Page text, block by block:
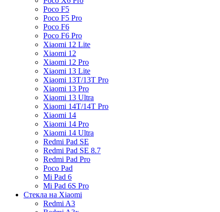
Poco F5
Poco F5 Pro
Poco F6
Poco F6 Pro
Xiaomi 12 Lite
Xiaomi 12
Xiaomi 12 Pro
Xiaomi 13 Lite
Xiaomi 13T/13T Pro
Xiaomi 13 Pro
Xiaomi 13 Ultra
Xiaomi 14T/14T Pro
Xiaomi 14
Xiaomi 14 Pro
Xiaomi 14 Ultra
Redmi Pad SE
Redmi Pad SE 8.7
Redmi Pad Pro
Poco Pad
Mi Pad 6
Mi Pad 6S Pro
Стекла на Xiaomi
Redmi A3